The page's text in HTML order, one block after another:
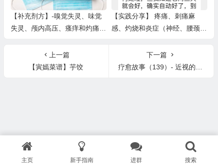
【补充剂方】-嗅觉失灵、味觉
失灵、颅内高压、瘙痒和灼痛
【实践分享】 疼痛、刺痛麻
感、灼烧和炎症（神经、腰颈
上一篇
【寅嫣菜谱】芋饺
下一篇
疗愈故事（139）- 近视的改善
主页 新手指南 进群 搜索